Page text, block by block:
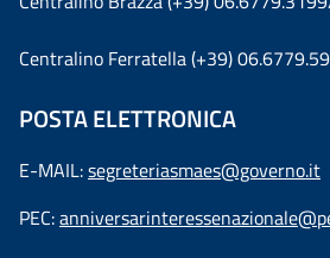
Centralino Ferratella (+39)
POSTA ELETTRONICA
E-MAIL:segreteriasmaes@governo.it
PEC: